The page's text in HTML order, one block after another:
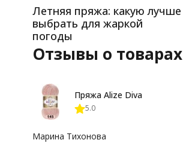
Летняя пряжа: какую лучше
выбрать для жаркой
погоды
Отзывы о товарах
Пряжа Alize Diva
5.0
Марина Тихонова